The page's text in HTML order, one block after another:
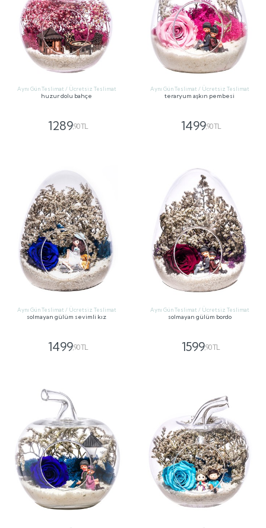
Aynı Gün Teslimat / Ücretsiz Teslimat
huzur dolu bahçe
1289,90 TL
Aynı Gün Teslimat / Ücretsiz Teslimat
teraryum aşkın pembesi
1499,90 TL
Aynı Gün Teslimat / Ücretsiz Teslimat
solmayan gülüm sevimli kız
1499,90 TL
Aynı Gün Teslimat / Ücretsiz Teslimat
solmayan gülüm bordo
1599,90 TL